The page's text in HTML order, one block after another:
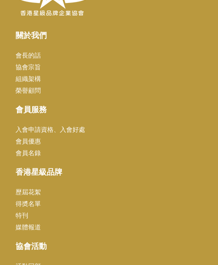
關於我們
會長的話
協會宗旨
組織架構
榮譽顧問
會員服務
入會申請資格、入會好處
會員優惠
會員名錄
香港星級品牌
歷屆花絮
得奬名單
特刊
媒體報道
協會活動